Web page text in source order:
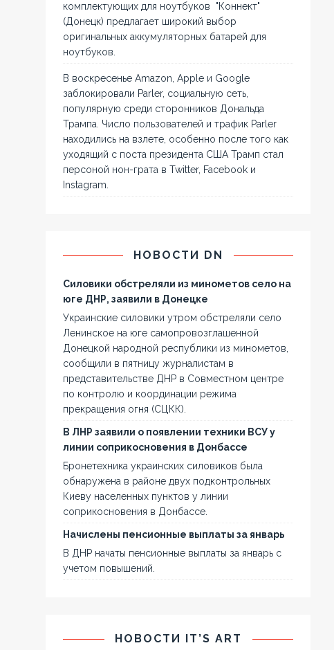
комплектующих для ноутбуков "Коннект"
(Донецк) предлагает широкий выбор
оригинальных аккумуляторных батарей для
ноутбуков.
В воскресенье Amazon, Apple и Google
заблокировали Parler, социальную сеть,
популярную среди сторонников Дональда
Трампа. Число пользователей и трафик Parler
находились на взлете, особенно после того как
уходящий с поста президента США Трамп стал
персоной нон-грата в Twitter, Facebook и
Instagram.
НОВОСТИ DN
Силовики обстреляли из минометов село на
юге ДНР, заявили в Донецке
Украинские силовики утром обстреляли село
Ленинское на юге самопровозглашенной
Донецкой народной республики из минометов,
сообщили в пятницу журналистам в
представительстве ДНР в Совместном центре
по контролю и координации режима
прекращения огня (СЦКК).
В ЛНР заявили о появлении техники ВСУ у
линии соприкосновения в Донбассе
Бронетехника украинских силовиков была
обнаружена в районе двух подконтрольных
Киеву населенных пунктов у линии
соприкосновения в Донбассе.
Начислены пенсионные выплаты за январь
В ДНР начаты пенсионные выплаты за январь с
учетом повышений.
НОВОСТИ IT’S ART